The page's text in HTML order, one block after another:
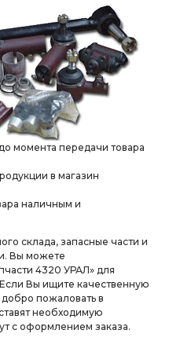
а/м 4х4 АЗ УРАЛ
МОСТА i=6,77
УПРАВЛЕНИЯ
УРАЛ рулевой тяги
АЗ УРАЛ
шлицы
момента передачи товара
в магазин
наличным и
склада, запасные части и
Вы можете
4320 УРАЛ» для
Вы ищите качественную
пожаловать в
необходимую
с оформлением заказа.